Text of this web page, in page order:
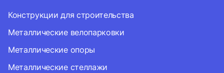
Конструкции для строительства
Металлические велопарковки
Металлические опоры
Металлические стеллажи